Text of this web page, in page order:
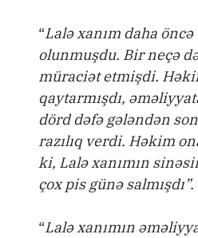
“Lalə xanım daha
olunmuşdu. Bir neçə
müraciət etmişdi.
qaytarmışdı,
dörd dəfə gələndən
razılıq verdi. Həkim
ki, Lalə xanımın
çox pis günə salmışdı”.
“Lalə xanımın